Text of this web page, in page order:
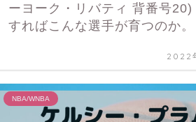
ーヨーク・リバティ 背番号
すればこんな選手が育つのか。
2022
NBA/WNBA